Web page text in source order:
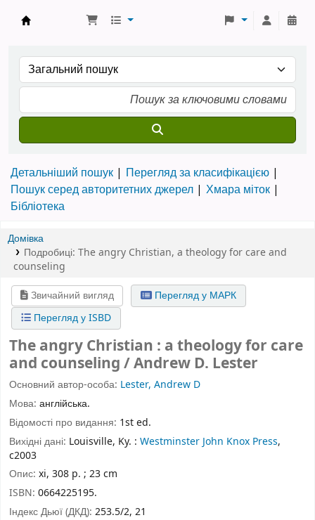
Детальніший пошук
Перегляд за класифікацією
Пошук серед авторитетних джерел
Хмара міток
Бібліотека
Домівка
Подробиці: The angry Christian, a theology for care and
counseling
Звичайний вигляд
Перегляд у МАРК
Перегляд у ISBD
The angry Christian : a theology for care
and counseling / Andrew D. Lester
Основний автор-особа: Lester, Andrew D
Мова: англійська.
Відомості про видання: 1st ed.
Вихідні дані: Louisville, Ky. : Westminster John Knox Press,
c2003
Опис: xi, 308 p. ; 23 cm
ISBN: 0664225195.
Індекс Дьюї (ДКД): 253.5/2, 21